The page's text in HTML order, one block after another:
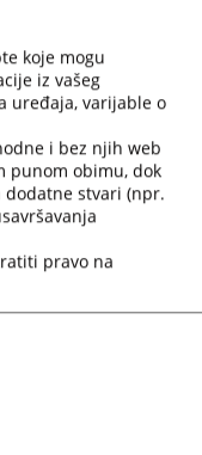
у Републици
koje mogu
iz vašeg
uređaja, varijable o
i bez njih web
punom obimu, dok
dodatne stvari (npr.
pravo na